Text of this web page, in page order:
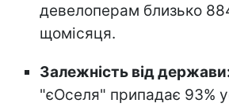
девелоперам близько
щомісяця.
Залежність від
"єОселя" припадає 93%